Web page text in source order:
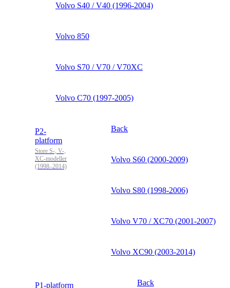
Volvo S40 / V40 (1996-2004)
Volvo 850
Volvo S70 / V70 / V70XC
Volvo C70 (1997-2005)
P2-
platform
Store S-, V-,
XC-modeller
(1998–2014)
Back
Volvo S60 (2000-2009)
Volvo S80 (1998-2006)
Volvo V70 / XC70 (2001-2007)
Volvo XC90 (2003-2014)
P1-platform Back